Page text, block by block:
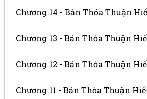
Chương 14 - Bản Thỏa Thuận
Chương 13 - Bản Thỏa Thuận
Chương 12 - Bản Thỏa Thuận
Chương 11 - Bản Thỏa Thuận